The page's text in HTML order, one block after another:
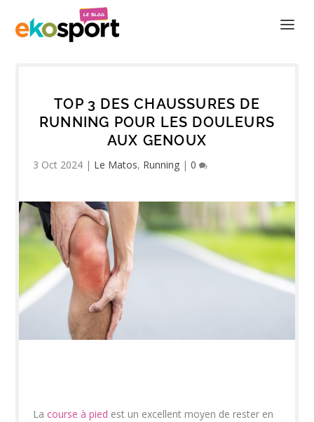
TOP 3 DES CHAUSSURES DE
RUNNING POUR LES DOULEURS
AUX GENOUX
3 Oct 2024 | Le Matos, Running |0
Lacourse à pied est un excellent moyen de rester en